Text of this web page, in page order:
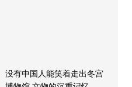
没有中国人能笑着走出冬宫